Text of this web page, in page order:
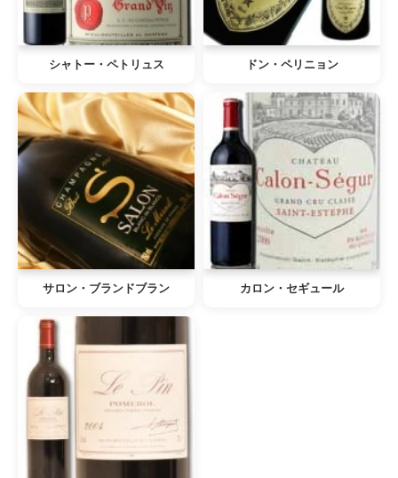
シャトー・ペトリュス ドン・ペリニョン
サロン・ブランドブラン カロン・セギュール